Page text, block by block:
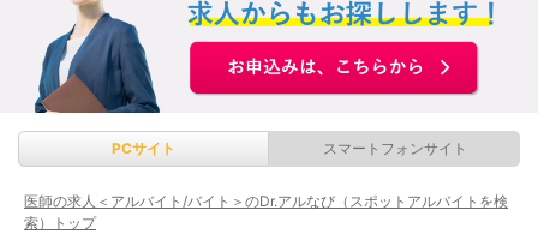
PCサイト スマートフォンサイト
医師の求人＜アルバイト/バイト＞のDr.アルなび（スポットアルバイトを検
索）トップ